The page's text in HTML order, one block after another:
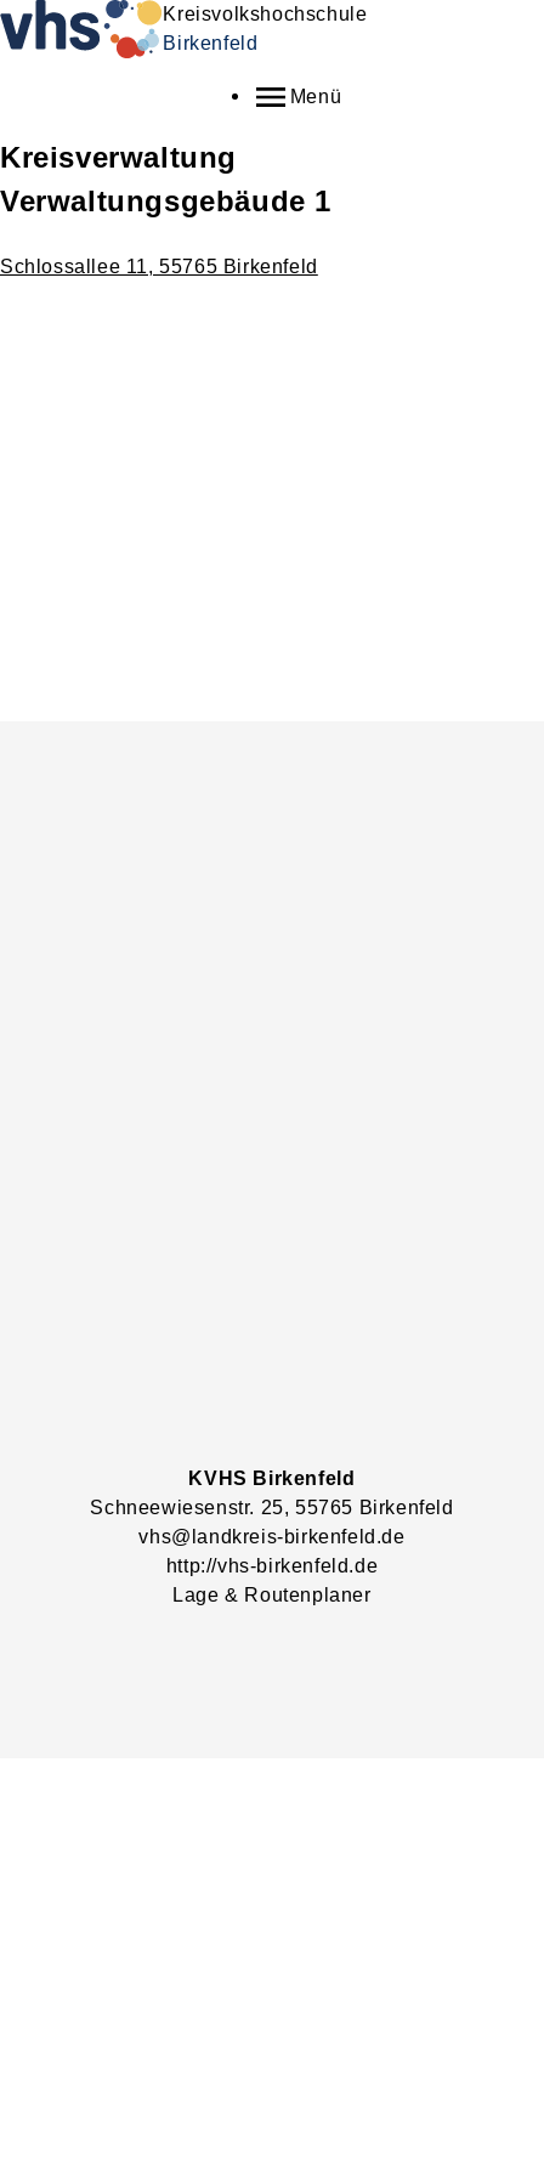
Kreisvolkshochschule
Birkenfeld
Menü
Kreisverwaltung
Verwaltungsgebäude 1
Schlossallee 11, 55765 Birkenfeld
KVHS Birkenfeld
Schneewiesenstr. 25, 55765 Birkenfeld
vhs@landkreis-birkenfeld.de
http://vhs-birkenfeld.de
Lage & Routenplaner